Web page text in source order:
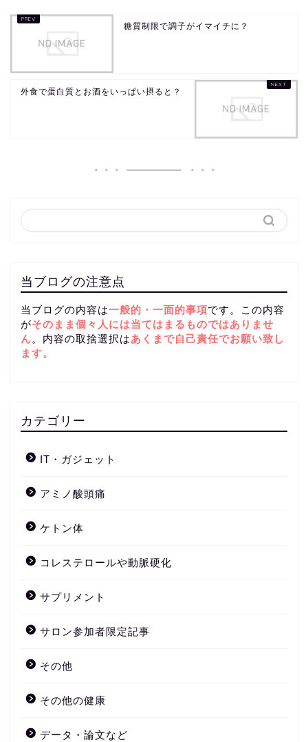
糖質制限で調子がイマイチに？
外食で蛋白質とお酒をいっぱい摂ると？
当ブログの注意点
当ブログの内容は一般的・一面的事項です。この内容
がそのまま個々人には当てはまるものではありませ
ん。内容の取捨選択はあくまで自己責任でお願い致し
ます。
カテゴリー
IT・ガジェット
アミノ酸頭痛
ケトン体
コレステロールや動脈硬化
サプリメント
サロン参加者限定記事
その他
その他の健康
データ・論文など